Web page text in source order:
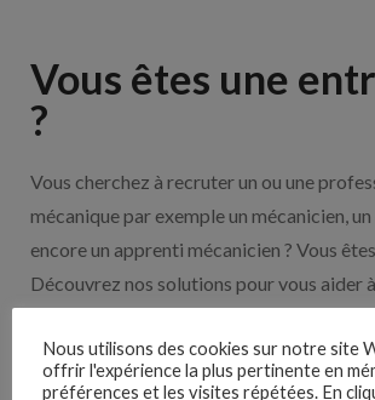
Vous êtes une
?
Vous cherchez à recruter un ou une
mécanique par exemple un mécanicien,
encore un apprenti mécanicien ? Vous
Découvrez nos solutions pour vous aider
Nous utilisons des cookies sur notre site
offrir l'expérience la plus pertinente en
préférences et les visites répétées. En